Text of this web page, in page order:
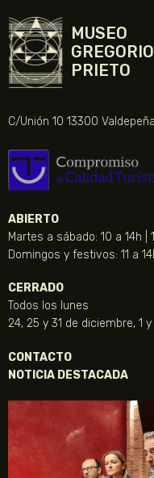
MUSEO
GREGORIO
PRIETO
C/Unión 10 13300
ABIERTO
Martes a sábado: 10 a 14h |
Domingos y festivos: 11 a
CERRADO
Todos los lunes
24, 25 y 31 de diciembre, 1
CONTACTO
NOTICIA DESTACADA